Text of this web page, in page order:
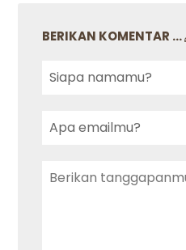
BERIKAN KOMENTAR ...